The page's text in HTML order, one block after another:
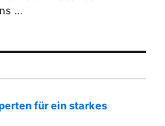
…
Einkommen durch
für ein starkes